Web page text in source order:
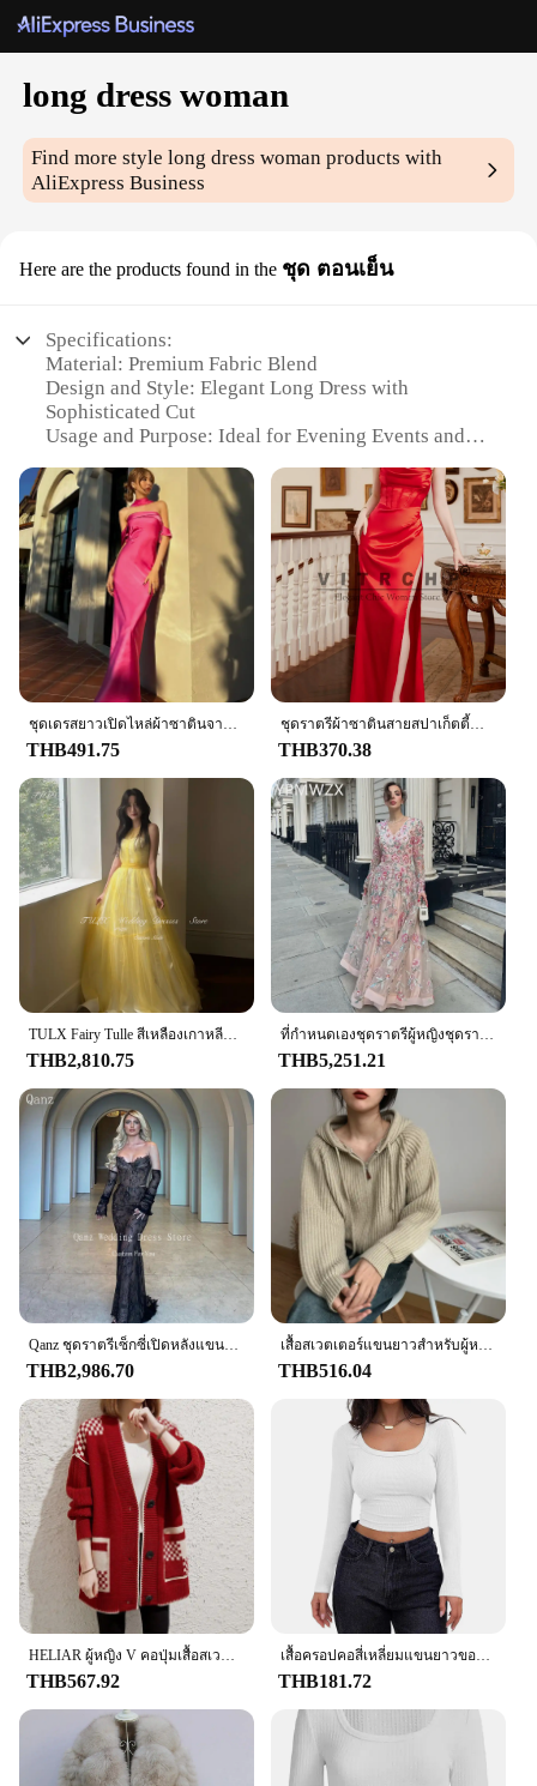
long dress woman
Find more stylelong dress woman products with
AliExpress Business
Here are the products found in the ชุด ตอนเย็น
Specifications:
Material: Premium Fabric Blend
Design and Style: Elegant Long Dress with
Sophisticated Cut
Usage and Purpose: Ideal for Evening Events and
Type and Category: Formal Wear
Performance and Property: Comfortable Fit with
Durable Construction
Parts and Accessories: Comes with Accessories to
Complete the Look
Features:
|Vendors|
**Elegant Craftsmanship and Style**
The long dress woman is a testament to the perfect
blend of elegance and comfort. The dress is crafted
and a flattering drape, ensuring that you look and
feel your best. The sophisticated cut and design of
the dress accentuate your silhouette, making it an
ideal choice for evening events and special
occasions. The attention to detail in the stitching
and tailoring ensures that the dress maintains its
shape and elegance throughout the night.
**Versatile and Functional Fashion**
Whether you're attending a wedding, a gala, or a
high-end social event, this long dress woman is
designed to meet the demands of a variety of formal
settings. Its versatility extends beyond its aesthetic
appeal, as it is also available for wholesale and
vendor purchases, making it an excellent choice for
retailers looking to expand their evening wear
collection. The set includes all the necessary
accessories, ensuring that you can step out with
confidence and style, ready to make a lasting
impression.
**Tailored for the Modern Woman**
Understanding the needs of the modern woman, this
long dress woman is not just about beauty but also
about practicality. The comfortable fit and durable
construction ensure that you can move with ease,
while the design remains timeless and elegant. The
long dress woman is a versatile addition to any
wardrobe, offering the perfect blend of
sophistication and functionality for any woman
looking to make a statement at her next formal
event.
ชุดเดรสยาวเปิดไหล่ผ้าซาตินจาก Dulzura ชุดเดรสยาวรัดรูปสำหรับผู้หญิงชุดเดรสยาวสำหรับงานวันเกิดสุดหรูหราชุดราตรีฤดูร้อน
THB491.75
ชุดราตรีผ้าซาตินสายสปาเก็ตตี้สำหรับผู้หญิงชุดราตรีชุดกระโปรงลายก้างปลา gaun Panjang pesta บอดี้คอนหรูหรา
THB370.38
TULX Fairy Tulle สีเหลืองเกาหลีงานแต่งงานถ่ายภาพชุดสาย O คอชุดราตรีขนาดที่กําหนดเองชุดปาร์ตี้ 2025
THB2,810.75
ที่กําหนดเองชุดราตรีผู้หญิงชุดราตรีปาร์ตี้โอกาส YPMWZX V คอ A-Line ความยาวกระโปรง Tulle Bespoke ชุด
THB5,251.21
Qanz ชุดราตรีเซ็กซี่เปิดหลังแขนยาวสีดำนางเงือกชุดลูกไม้เต็มตัวชุดปาร์ตี้กลางคืนหวานใจสำหรับผู้หญิง
THB2,986.70
เสื้อสเวตเตอร์แขนยาวสำหรับผู้หญิงเสื้อนอกลำลองสไตล์เกาหลีเสื้อสเวตเตอร์ถักมีซิปเก๋ไก๋แฟชั่นผู้หญิง atasan Bahan rajut จัมเปอร์มีฮู้ดผู้หญิง
THB516.04
HELIAR ผู้หญิง V คอปุ่มเสื้อสเวตเตอร์ถักลายสก๊อต Patchwork Coat พร้อมกระเป๋าแขนยาวเสื้อลําลองฤดูใบไม้ร่วงฤดูหนาว
THB567.92
เสื้อครอปคอสี่เหลี่ยมแขนยาวของผู้หญิงเสื้อยืดท็อปแบบตัวสั้นลำลอง Y2K เข้ารูป
THB181.72